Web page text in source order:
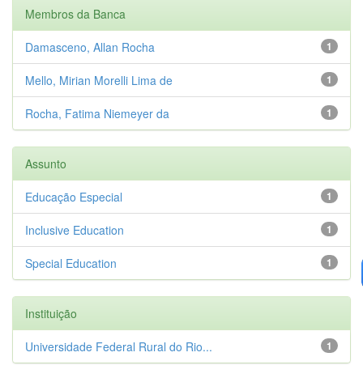
Membros da Banca
1
Damasceno, Allan Rocha
1
Mello, Mirian Morelli Lima de
1
Rocha, Fatima Niemeyer da
Assunto
1
Educação Especial
1
Inclusive Education
1
Special Education
Instituição
1
Universidade Federal Rural do Rio...